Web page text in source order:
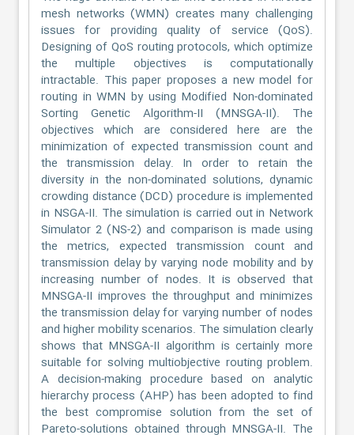
mesh networks (WMN) creates many challenging
issues for providing quality of service (QoS).
Designing of QoS routing protocols, which optimize
the multiple objectives is computationally
intractable. This paper proposes a new model for
routing in WMN by using Modified Non-dominated
Sorting Genetic Algorithm-II (MNSGA-II). The
objectives which are considered here are the
minimization of expected transmission count and
the transmission delay. In order to retain the
diversity in the non-dominated solutions, dynamic
crowding distance (DCD) procedure is implemented
in NSGA-II. The simulation is carried out in Network
Simulator 2 (NS-2) and comparison is made using
the metrics, expected transmission count and
transmission delay by varying node mobility and by
increasing number of nodes. It is observed that
MNSGA-II improves the throughput and minimizes
the transmission delay for varying number of nodes
and higher mobility scenarios. The simulation clearly
shows that MNSGA-II algorithm is certainly more
suitable for solving multiobjective routing problem.
A decision-making procedure based on analytic
hierarchy process (AHP) has been adopted to find
the best compromise solution from the set of
Pareto-solutions obtained through MNSGA-II. The